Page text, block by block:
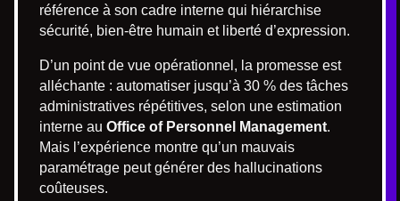
référence à son cadre interne qui hiérarchise
sécurité, bien-être humain et liberté d’expression.
D’un point de vue opérationnel, la promesse est
alléchante : automatiser jusqu’à 30 % des tâches
administratives répétitives, selon une estimation
interne au Office of Personnel Management.
Mais l’expérience montre qu’un mauvais
paramétrage peut générer des hallucinations
coûteuses.